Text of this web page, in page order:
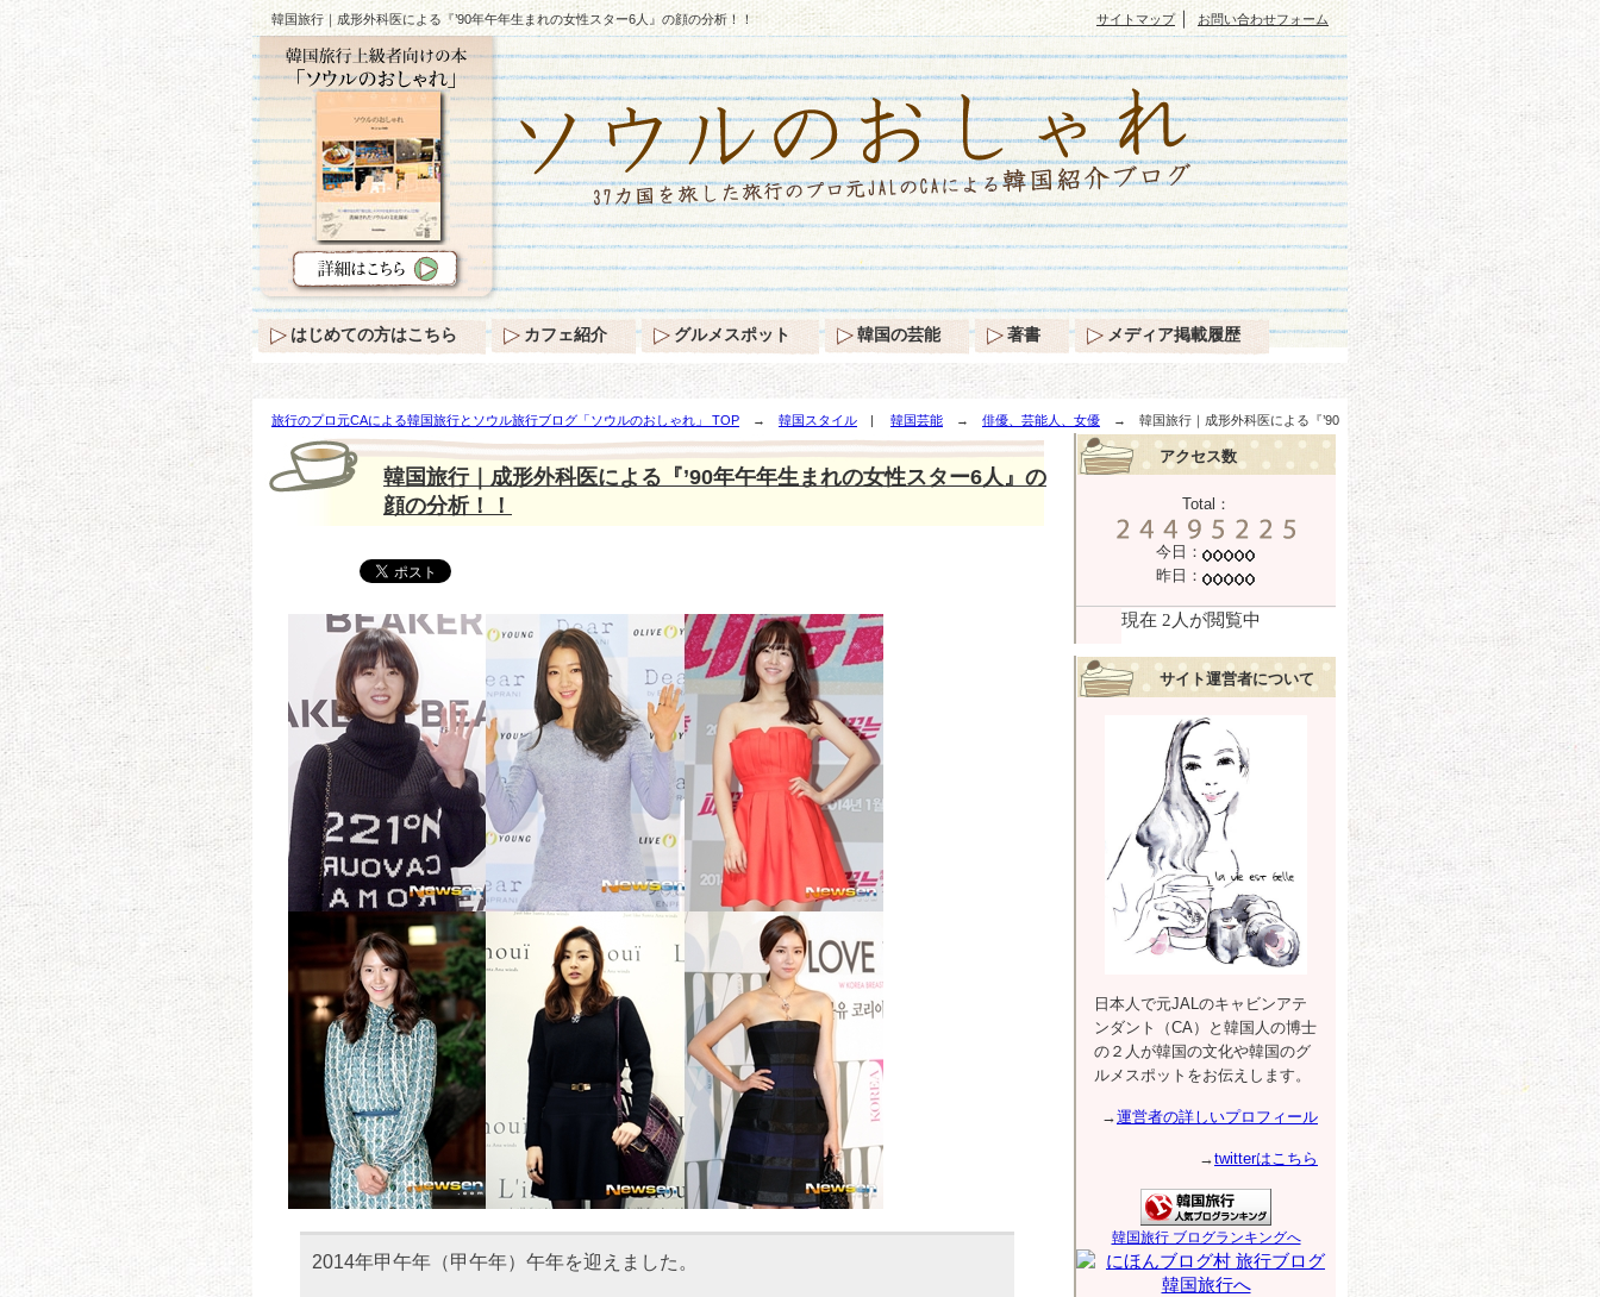
韓国旅行｜成形外科医による『’90年午年生まれの女性スター6人』の顔の分析！！
旅行のプロ元CAによる韓国旅行とソウル旅行ブログ「ソウルのおしゃれ」 TOP → 韓国スタイル | 韓国芸能 → 俳優、芸能人、女優 → 韓国旅行｜成形外科医による『’90
年午年生まれの女性スター6人』の顔の分析！！
韓国旅行｜成形外科医による『’90年午年生まれの女性スター6人』の
顔の分析！！
2014年甲午年（甲午年）午年を迎えました。
アクセス数
Total：
今日：
昨日：
サイト運営者について
日本人で元JALのキャビンアテ
ンダント（CA）と韓国人の博士
の２人が韓国の文化や韓国のグ
ルメスポットをお伝えします。
→運営者の詳しいプロフィール
→twitterはこちら
韓国旅行 ブログランキングへ
サイトマップ｜ お問い合わせフォーム
はじめての方はこちら カフェ紹介 グルメスポット 韓国の芸能 著書 メディア掲載履歴